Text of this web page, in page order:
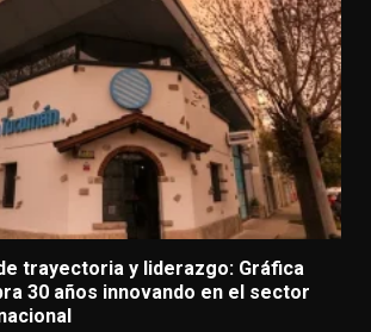
trayectoria y liderazgo: Gráfica
30 años innovando en el sector